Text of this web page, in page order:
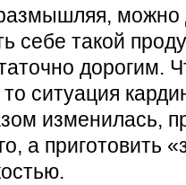
можно
себе такой
дорогим.
ситуация
изменилась,
а приготовить